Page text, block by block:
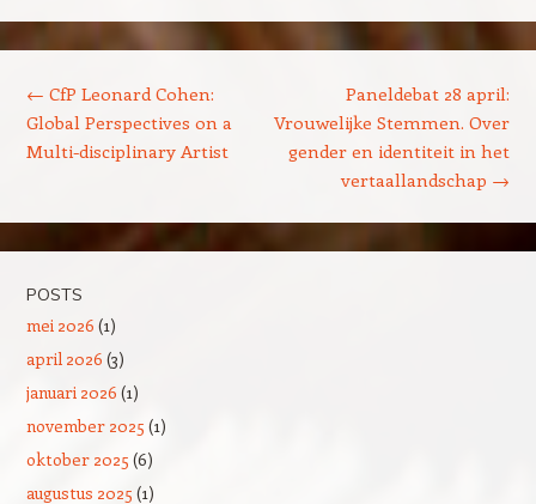
← CfP Leonard Cohen:
Global Perspectives on a
Multi-disciplinary Artist
Paneldebat 28 april:
Vrouwelijke Stemmen. Over
gender en identiteit in het
vertaallandschap →
POSTS
mei 2026 (1)
april 2026 (3)
januari 2026 (1)
november 2025 (1)
oktober 2025 (6)
augustus 2025 (1)